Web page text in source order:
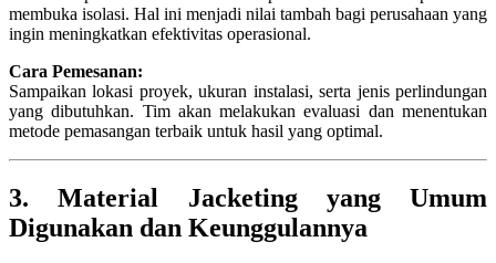
membuka isolasi. Hal ini menjadi nilai tambah bagi perusahaan yang
ingin meningkatkan efektivitas operasional.
Cara Pemesanan:
Sampaikan lokasi proyek, ukuran instalasi, serta jenis perlindungan
yang dibutuhkan. Tim akan melakukan evaluasi dan menentukan
metode pemasangan terbaik untuk hasil yang optimal.
3. Material Jacketing yang Umum
Digunakan dan Keunggulannya